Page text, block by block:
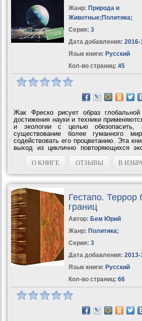
Жанр: Природа и
Животные; Политика;
Серия: 3
Дата добавления: 2016-
Язык книги: Русский
Кол-во страниц: 45
Жак Фреско рисует образ
достижения науки и техники
и экологии с целью обезопасить,
существование более гуманного
содействовать его процветанию. Эта
выход из циклично повторяющихся
рецессий, голода, бедности,
среды и территориальных...
О КНИГЕ ОТЗЫВЫ В
Гестапо. Террор
границ
Автор: Бем Юрий
Жанр: Политика;
Серия: 3
Дата добавления: 2013-
Язык книги: Русский
Кол-во страниц: 66